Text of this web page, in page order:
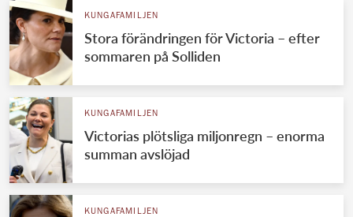
KUNGAFAMILJEN
Stora förändringen för Victoria – efter
sommaren på Solliden
KUNGAFAMILJEN
Victorias plötsliga miljonregn – enorma
summan avslöjad
KUNGAFAMILJEN